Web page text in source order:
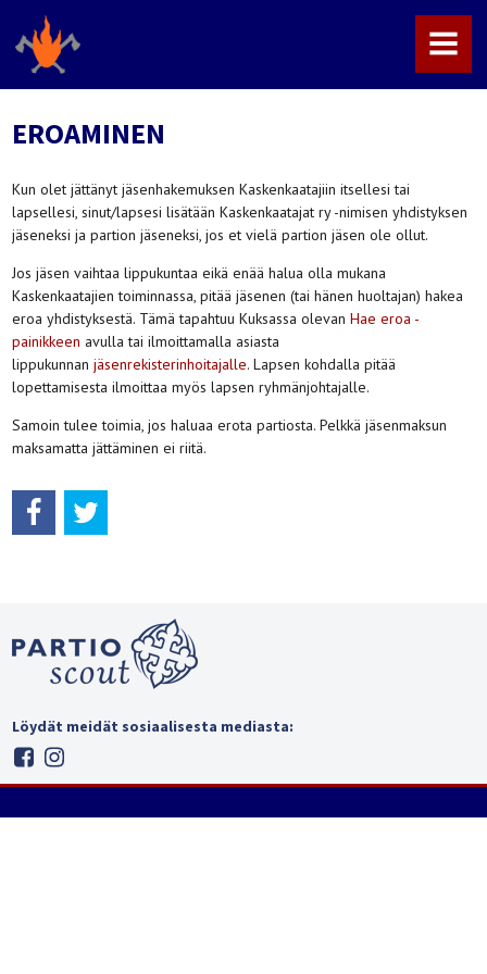
MENU
EROAMINEN
Kun olet jättänyt jäsenhakemuksen Kaskenkaatajiin itsellesi tai
lapsellesi, sinut/lapsesi lisätään Kaskenkaatajat ry -nimisen yhdistyksen
jäseneksi ja partion jäseneksi, jos et vielä partion jäsen ole ollut.
Jos jäsen vaihtaa lippukuntaa eikä enää halua olla mukana
Kaskenkaatajien toiminnassa, pitää jäsenen (tai hänen huoltajan) hakea
eroa yhdistyksestä. Tämä tapahtuu Kuksassa olevanHae eroa -
painikkeen avulla tai ilmoittamalla asiasta
lippukunnanjäsenrekisterinhoitajalle. Lapsen kohdalla pitää
lopettamisesta ilmoittaa myös lapsen ryhmänjohtajalle.
Samoin tulee toimia, jos haluaa erota partiosta. Pelkkä jäsenmaksun
maksamatta jättäminen ei riitä.
Löydät meidät sosiaalisesta mediasta: